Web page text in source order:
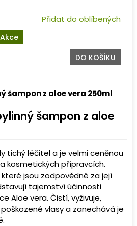
Akce
Přidat do oblíbených
DO KOŠÍKU
šampon z aloe vera 250ml
šampon z aloe
tichý léčitel a je velmi ceněnou
kosmetických přípravcích.
jsou zodpovědné za její
tajemství účinnosti
Aloe vera. Čistí, vyživuje,
vlasy a zanechává je